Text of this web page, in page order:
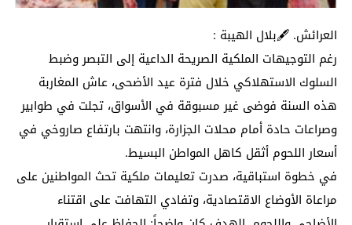
العرائش. 🖋️بلال الهيبة :
رغم التوجيهات الملكية الصريحة الداعية إلى التبصر وضبط
السلوك الاستهلاكي خلال فترة عيد الأضحى، عاش المغاربة
هذه السنة فوضى غير مسبوقة في الأسواق، تجلت في طوابير
وصراعات حادة أمام محلات الجزارة، وانتهت بارتفاع صاروخي في
أسعار اللحوم أثقل كاهل المواطن البسيط.
في خطوة استباقية، صدرت تعليمات ملكية تحث المواطنين على
مراعاة الأوضاع الاقتصادية، وتفادي التهافت على اقتناء